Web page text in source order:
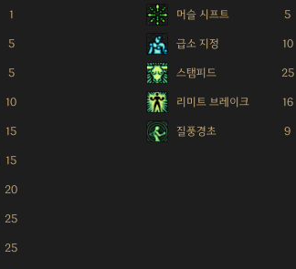
1
5
5
10
15
15
20
25
25
머슬 시프트 5
급소 지정 10
스탬피드 25
리미트 브레이크 16
질풍경초 9